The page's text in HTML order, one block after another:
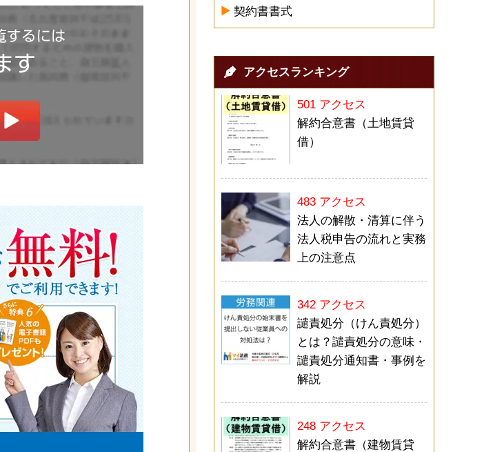
契約書書式
アクセスランキング
501 アクセス
解約合意書（土地賃貸
借）
483 アクセス
法人の解散・清算に伴う
法人税申告の流れと実務
上の注意点
342 アクセス
譴責処分（けん責処分）
とは？譴責処分の意味・
譴責処分通知書・事例を
解説
248 アクセス
解約合意書（建物賃貸